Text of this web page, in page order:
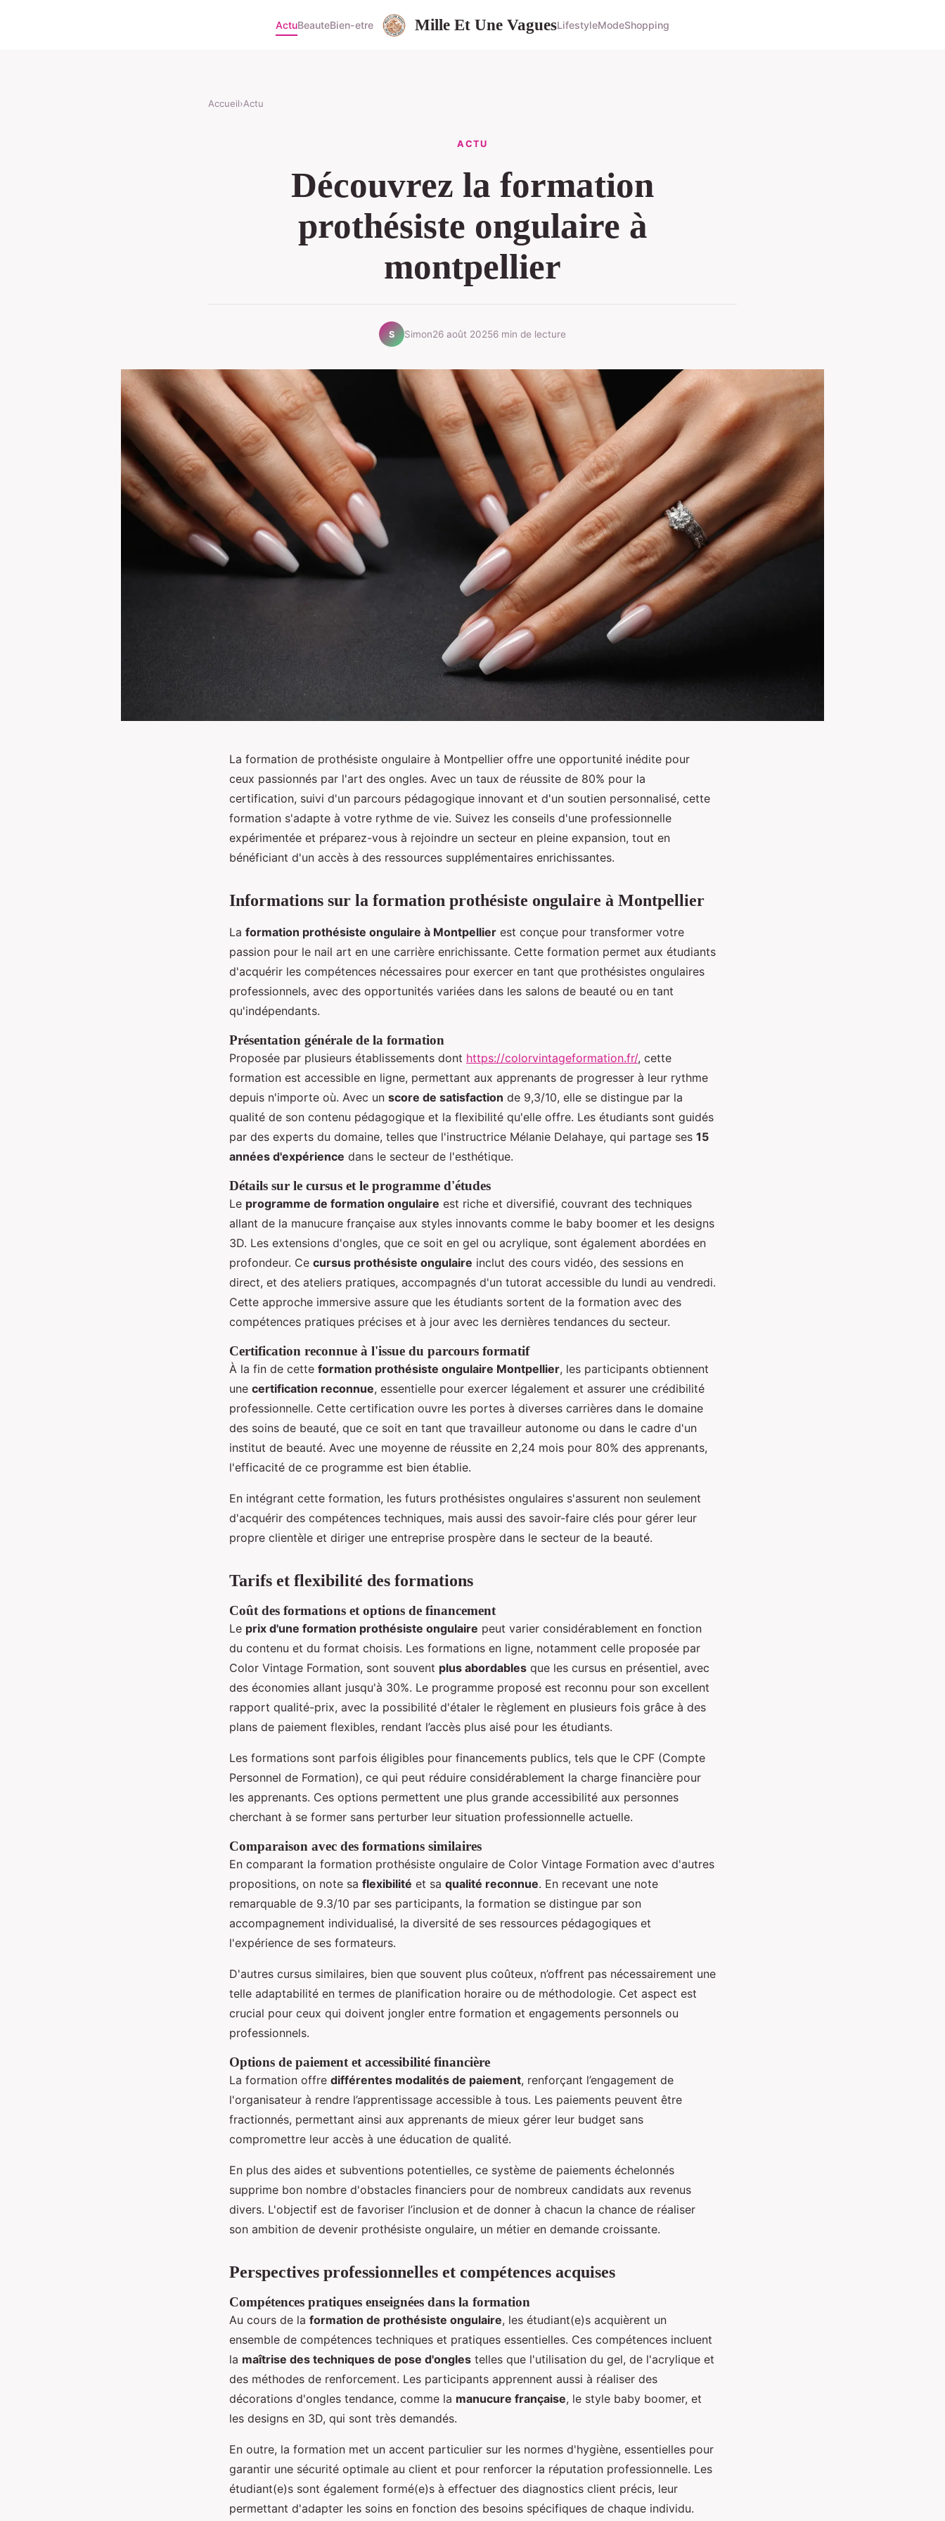
ActuBeauteBien-etre Mille Et Une VaguesLifestyleModeShopping
Accueil›Actu
ACTU
Découvrez la formation
prothésiste ongulaire à
montpellier
S Simon26 août 20256 min de lecture
La formation de prothésiste ongulaire à Montpellier offre une opportunité inédite pour
ceux passionnés par l'art des ongles. Avec un taux de réussite de 80% pour la
certification, suivi d'un parcours pédagogique innovant et d'un soutien personnalisé, cette
formation s'adapte à votre rythme de vie. Suivez les conseils d'une professionnelle
expérimentée et préparez-vous à rejoindre un secteur en pleine expansion, tout en
bénéficiant d'un accès à des ressources supplémentaires enrichissantes.
Informations sur la formation prothésiste ongulaire à Montpellier
La formation prothésiste ongulaire à Montpellier est conçue pour transformer votre
passion pour le nail art en une carrière enrichissante. Cette formation permet aux étudiants
d'acquérir les compétences nécessaires pour exercer en tant que prothésistes ongulaires
professionnels, avec des opportunités variées dans les salons de beauté ou en tant
qu'indépendants.
Présentation générale de la formation
Proposée par plusieurs établissements dont https://colorvintageformation.fr/, cette
formation est accessible en ligne, permettant aux apprenants de progresser à leur rythme
depuis n'importe où. Avec un score de satisfaction de 9,3/10, elle se distingue par la
qualité de son contenu pédagogique et la flexibilité qu'elle offre. Les étudiants sont guidés
par des experts du domaine, telles que l'instructrice Mélanie Delahaye, qui partage ses 15
années d'expérience dans le secteur de l'esthétique.
Détails sur le cursus et le programme d'études
Le programme de formation ongulaire est riche et diversifié, couvrant des techniques
allant de la manucure française aux styles innovants comme le baby boomer et les designs
3D. Les extensions d'ongles, que ce soit en gel ou acrylique, sont également abordées en
profondeur. Ce cursus prothésiste ongulaire inclut des cours vidéo, des sessions en
direct, et des ateliers pratiques, accompagnés d'un tutorat accessible du lundi au vendredi.
Cette approche immersive assure que les étudiants sortent de la formation avec des
compétences pratiques précises et à jour avec les dernières tendances du secteur.
Certification reconnue à l'issue du parcours formatif
À la fin de cette formation prothésiste ongulaire Montpellier, les participants obtiennent
une certification reconnue, essentielle pour exercer légalement et assurer une crédibilité
professionnelle. Cette certification ouvre les portes à diverses carrières dans le domaine
des soins de beauté, que ce soit en tant que travailleur autonome ou dans le cadre d'un
institut de beauté. Avec une moyenne de réussite en 2,24 mois pour 80% des apprenants,
l'efficacité de ce programme est bien établie.
En intégrant cette formation, les futurs prothésistes ongulaires s'assurent non seulement
d'acquérir des compétences techniques, mais aussi des savoir-faire clés pour gérer leur
propre clientèle et diriger une entreprise prospère dans le secteur de la beauté.
Tarifs et flexibilité des formations
Coût des formations et options de financement
Le prix d'une formation prothésiste ongulaire peut varier considérablement en fonction
du contenu et du format choisis. Les formations en ligne, notamment celle proposée par
Color Vintage Formation, sont souvent plus abordables que les cursus en présentiel, avec
des économies allant jusqu'à 30%. Le programme proposé est reconnu pour son excellent
rapport qualité-prix, avec la possibilité d'étaler le règlement en plusieurs fois grâce à des
plans de paiement flexibles, rendant l’accès plus aisé pour les étudiants.
Les formations sont parfois éligibles pour financements publics, tels que le CPF (Compte
Personnel de Formation), ce qui peut réduire considérablement la charge financière pour
les apprenants. Ces options permettent une plus grande accessibilité aux personnes
cherchant à se former sans perturber leur situation professionnelle actuelle.
Comparaison avec des formations similaires
En comparant la formation prothésiste ongulaire de Color Vintage Formation avec d'autres
propositions, on note sa flexibilité et sa qualité reconnue. En recevant une note
remarquable de 9.3/10 par ses participants, la formation se distingue par son
accompagnement individualisé, la diversité de ses ressources pédagogiques et
l'expérience de ses formateurs.
D'autres cursus similaires, bien que souvent plus coûteux, n’offrent pas nécessairement une
telle adaptabilité en termes de planification horaire ou de méthodologie. Cet aspect est
crucial pour ceux qui doivent jongler entre formation et engagements personnels ou
professionnels.
Options de paiement et accessibilité financière
La formation offre différentes modalités de paiement, renforçant l’engagement de
l'organisateur à rendre l’apprentissage accessible à tous. Les paiements peuvent être
fractionnés, permettant ainsi aux apprenants de mieux gérer leur budget sans
compromettre leur accès à une éducation de qualité.
En plus des aides et subventions potentielles, ce système de paiements échelonnés
supprime bon nombre d'obstacles financiers pour de nombreux candidats aux revenus
divers. L'objectif est de favoriser l’inclusion et de donner à chacun la chance de réaliser
son ambition de devenir prothésiste ongulaire, un métier en demande croissante.
Perspectives professionnelles et compétences acquises
Compétences pratiques enseignées dans la formation
Au cours de la formation de prothésiste ongulaire, les étudiant(e)s acquièrent un
ensemble de compétences techniques et pratiques essentielles. Ces compétences incluent
la maîtrise des techniques de pose d'ongles telles que l'utilisation du gel, de l'acrylique et
des méthodes de renforcement. Les participants apprennent aussi à réaliser des
décorations d'ongles tendance, comme la manucure française, le style baby boomer, et
les designs en 3D, qui sont très demandés.
En outre, la formation met un accent particulier sur les normes d'hygiène, essentielles pour
garantir une sécurité optimale au client et pour renforcer la réputation professionnelle. Les
étudiant(e)s sont également formé(e)s à effectuer des diagnostics client précis, leur
permettant d'adapter les soins en fonction des besoins spécifiques de chaque individu.